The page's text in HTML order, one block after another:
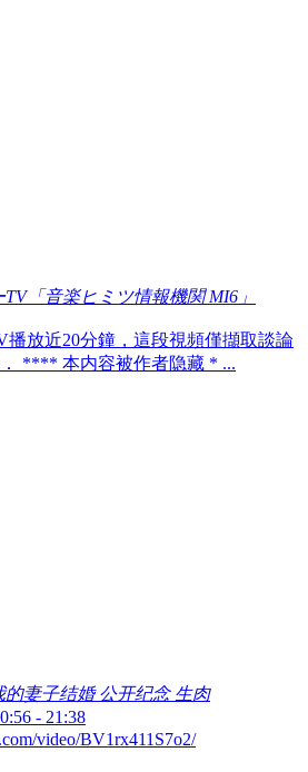
「音楽ヒミツ情報機関 MI6」
播放近20分鐘，這段視頻僅擷取談論
**** 本内容被作者隐藏 * ...
的妻子结婚 公开纪念 生肉
- 21:38
video/BV1rx411S7o2/